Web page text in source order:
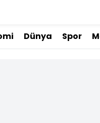
Dünya Spor